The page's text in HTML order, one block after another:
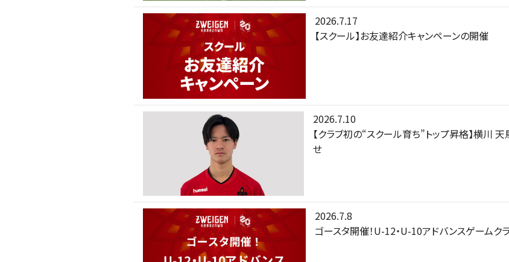
2026.7.17
【スクール】お友達紹介キャンペーンの開催
2026.7.10
【クラブ初の“スクール育ち”トップ昇格】横川
せ
2026.7.8
ゴースタ開催！U-12・U-10アドバンスゲームク